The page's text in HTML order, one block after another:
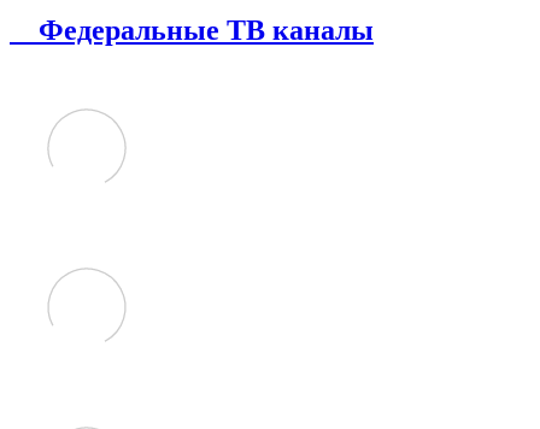
Федеральные ТВ каналы